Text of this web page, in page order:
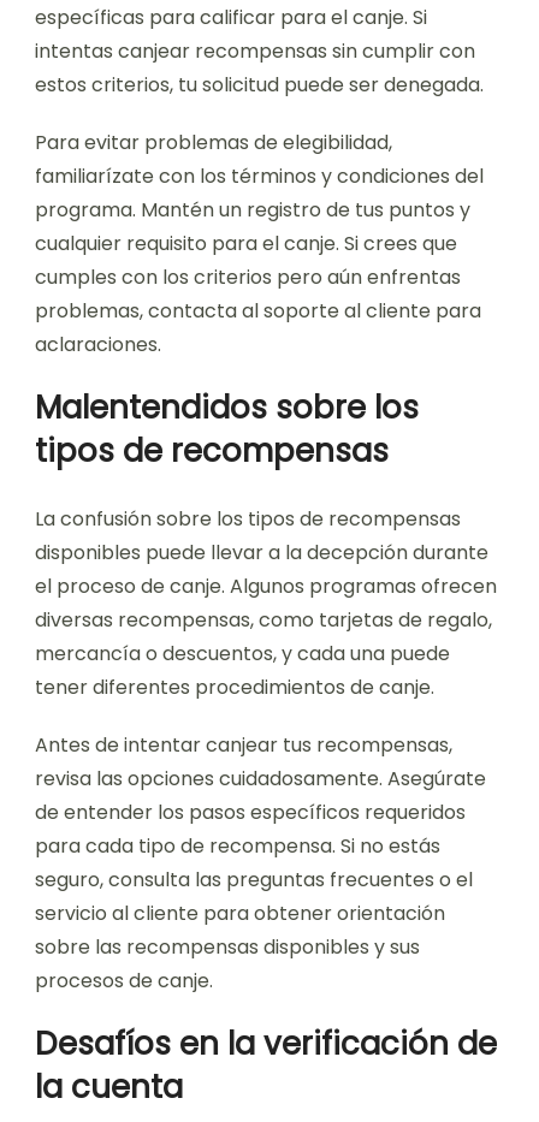
específicas para calificar para el canje. Si
intentas canjear recompensas sin cumplir con
estos criterios, tu solicitud puede ser denegada.
Para evitar problemas de elegibilidad,
familiarízate con los términos y condiciones del
programa. Mantén un registro de tus puntos y
cualquier requisito para el canje. Si crees que
cumples con los criterios pero aún enfrentas
problemas, contacta al soporte al cliente para
aclaraciones.
Malentendidos sobre los
tipos de recompensas
La confusión sobre los tipos de recompensas
disponibles puede llevar a la decepción durante
el proceso de canje. Algunos programas ofrecen
diversas recompensas, como tarjetas de regalo,
mercancía o descuentos, y cada una puede
tener diferentes procedimientos de canje.
Antes de intentar canjear tus recompensas,
revisa las opciones cuidadosamente. Asegúrate
de entender los pasos específicos requeridos
para cada tipo de recompensa. Si no estás
seguro, consulta las preguntas frecuentes o el
servicio al cliente para obtener orientación
sobre las recompensas disponibles y sus
procesos de canje.
Desafíos en la verificación de
la cuenta